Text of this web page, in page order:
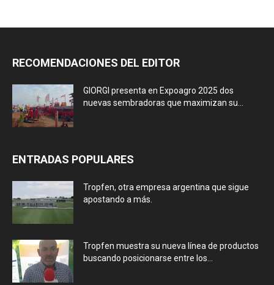
RECOMENDACIONES DEL EDITOR
GIORGI presenta en Expoagro 2025 dos
nuevas sembradoras que maximizan su...
ENTRADAS POPULARES
Tropfen, otra empresa argentina que sigue
apostando a más.
Tropfen muestra su nueva línea de productos
buscando posicionarse entre los...